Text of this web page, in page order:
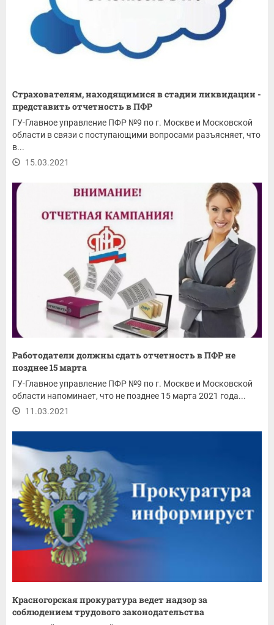
Страхователям, находящимися в стадии ликвидации -
представить отчетность в ПФР
ГУ-Главное управление ПФР №9 по г. Москве и Московской
области в связи с поступающими вопросами разъясняет, что
в...
15.03.2021
Работодатели должны сдать отчетность в ПФР не
позднее 15 марта
ГУ-Главное управление ПФР №9 по г. Москве и Московской
области напоминает, что не позднее 15 марта 2021 года...
11.03.2021
Красногорская прокуратура ведет надзор за
соблюдением трудового законодательства